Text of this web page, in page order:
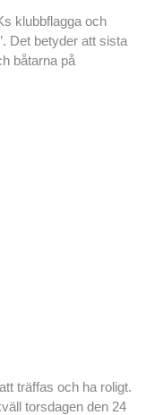
klubbflagga och
Det betyder att sista
båtarna på
träffas och ha roligt.
torsdagen den 24